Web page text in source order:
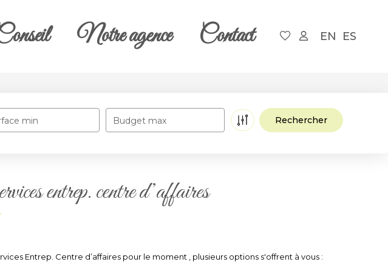
Notre agence Contact EN ES
min Budget max
entrep. centre d’affaires
Entrep. Centre d’affaires pour le moment , plusieurs options s'offrent à vous :